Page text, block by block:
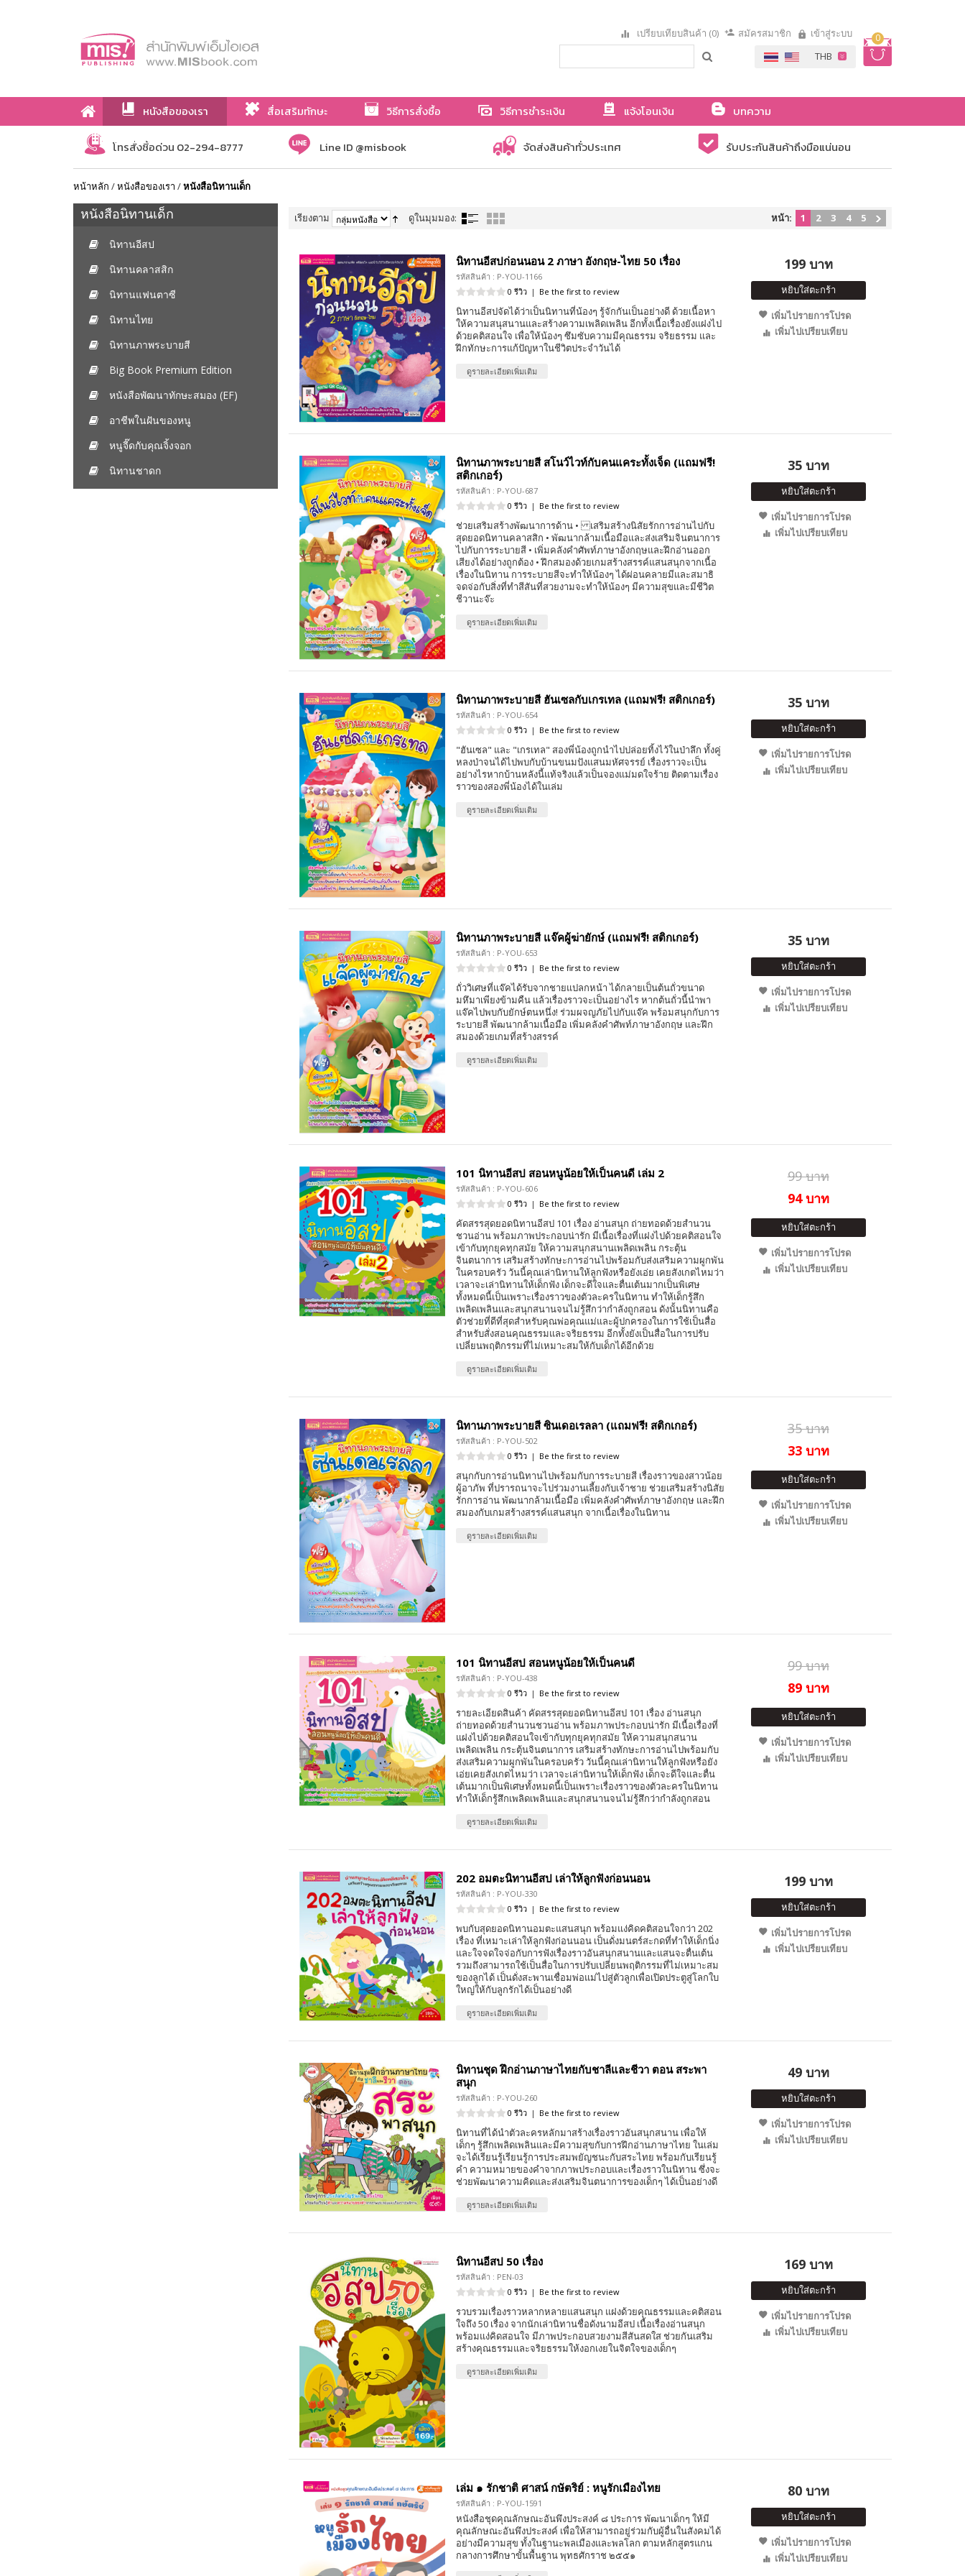
0
เปรียบเทียบสินค้า (0) สมัครสมาชิก เข้าสู่ระบบ
หนังสือของเรา สื่อเสริมทักษะ วิธีการสั่งซื้อ วิธีการชำระเงิน แจ้งโอนเงิน
บทความ
เกี่ยวกับเรา
โทรสั่งซื้อด่วน 02-294-8777 Line ID @misbook จัดส่งสินค้าทั่วประเทศ รับประกันสินค้าถึงมือแน่นอน
หน้าหลัก /หนังสือของเรา /หนังสือนิทานเด็ก
หนังสือนิทานเด็ก
นิทานอีสป
นิทานคลาสสิก
นิทานแฟนตาซี
นิทานไทย
นิทานภาพระบายสี
Big Book Premium Edition
หนังสือพัฒนาทักษะสมอง (EF)
อาชีพในฝันของหนู
หนูจี๊ดกับคุณจิ้งจอก
นิทานชาดก
เรียงตาม ดูในมุมมอง: หน้า: 1 2 3 4 5
นิทานอีสปก่อนนอน 2 ภาษา อังกฤษ-ไทย 50 เรื่อง
รหัสสินค้า : P-YOU-1166
0 รีวิว | Be the first to review
นิทานอีสปจัดได้ว่าเป็นนิทานที่น้องๆ รู้จักกันเป็นอย่างดี ด้วยเนื้อหา
ให้ความสนุสนานและสร้างความเพลิดเพลิน อีกทั้งเนื้อเรื่องยังแฝงไป
ด้วยคติสอนใจ เพื่อให้น้องๆ ซึมซับความมีคุณธรรม จริยธรรม และ
ฝึกทักษะการแก้ปัญหาในชีวิตประจำวันได้
ดูรายละเอียดเพิ่มเติม
199 บาท
หยิบใส่ตะกร้า
เพิ่มไปรายการโปรด
เพิ่มไปเปรียบเทียบ
นิทานภาพระบายสี สโนว์ไวท์กับคนแคระทั้งเจ็ด (แถมฟรี!
สติกเกอร์)
รหัสสินค้า : P-YOU-687
0 รีวิว | Be the first to review
ช่วยเสริมสร้างพัฒนาการด้าน • เสริมสร้างนิสัยรักการอ่านไปกับ
สุดยอดนิทานคลาสสิก • พัฒนากล้ามเนื้อมือและส่งเสริมจินตนาการ
ไปกับการระบายสี • เพิ่มคลังคำศัพท์ภาษาอังกฤษและฝึกอ่านออก
เสียงได้อย่างถูกต้อง • ฝึกสมองด้วยเกมสร้างสรรค์แสนสนุกจากเนื้อ
เรื่องในนิทาน การระบายสีจะทำให้น้องๆ ได้ผ่อนคลายมีและสมาธิ
จดจ่อกับสิ่งที่ทำสีสันที่สวยงามจะทำให้น้องๆ มีความสุขและมีชีวิต
ชีวานะจ๊ะ
ดูรายละเอียดเพิ่มเติม
35 บาท
หยิบใส่ตะกร้า
เพิ่มไปรายการโปรด
เพิ่มไปเปรียบเทียบ
นิทานภาพระบายสี ฮันเซลกับเกรเทล (แถมฟรี! สติกเกอร์)
รหัสสินค้า : P-YOU-654
0 รีวิว | Be the first to review
"ฮันเซล" และ "เกรเทล" สองพี่น้องถูกนำไปปล่อยทิ้งไว้ในป่าลึก ทั้งคู่
หลงป่าจนได้ไปพบกับบ้านขนมปังแสนมหัศจรรย์ เรื่องราวจะเป็น
อย่างไรหากบ้านหลังนี้แท้จริงแล้วเป็นจองแม่มดใจร้าย ติดตามเรื่อง
ราวของสองพี่น้องได้ในเล่ม
ดูรายละเอียดเพิ่มเติม
35 บาท
หยิบใส่ตะกร้า
เพิ่มไปรายการโปรด
เพิ่มไปเปรียบเทียบ
นิทานภาพระบายสี แจ๊คผู้ฆ่ายักษ์ (แถมฟรี! สติกเกอร์)
รหัสสินค้า : P-YOU-653
0 รีวิว | Be the first to review
ถั่ววิเศษที่แจ๊คได้รับจากชายแปลกหน้า ได้กลายเป็นต้นถั่วขนาด
มหึมาเพียงข้ามคืน แล้วเรื่องราวจะเป็นอย่างไร หากต้นถั่วนี้นำพา
แจ๊คไปพบกับยักษ์ตนหนึ่ง! ร่วมผจญภัยไปกับแจ๊ค พร้อมสนุกกับการ
ระบายสี พัฒนากล้ามเนื้อมือ เพิ่มคลังคำศัพท์ภาษาอังกฤษ และฝึก
สมองด้วยเกมที่สร้างสรรค์
ดูรายละเอียดเพิ่มเติม
35 บาท
หยิบใส่ตะกร้า
เพิ่มไปรายการโปรด
เพิ่มไปเปรียบเทียบ
101 นิทานอีสป สอนหนูน้อยให้เป็นคนดี เล่ม 2
รหัสสินค้า : P-YOU-606
0 รีวิว | Be the first to review
คัดสรรสุดยอดนิทานอีสป 101 เรื่อง อ่านสนุก ถ่ายทอดด้วยสำนวน
ชวนอ่าน พร้อมภาพประกอบน่ารัก มีเนื้อเรื่องที่แฝงไปด้วยคติสอนใจ
เข้ากับทุกยุคทุกสมัย ให้ความสนุกสนานเพลิดเพลิน กระตุ้น
จินตนาการ เสริมสร้างทักษะการอ่านไปพร้อมกับส่งเสริมความผูกพัน
ในครอบครัว วันนี้คุณเล่านิทานให้ลูกฟังหรือยังเอ่ย เคยสังเกตไหมว่า
เวลาจะเล่านิทานให้เด็กฟัง เด็กจะดีใจและตื่นเต้นมากเป็นพิเศษ
ทั้งหมดนี้เป็นเพราะเรื่องราวของตัวละครในนิทาน ทำให้เด็กรู้สึก
เพลิดเพลินและสนุกสนานจนไม่รู้สึกว่ากำลังถูกสอน ดังนั้นนิทานคือ
ตัวช่วยที่ดีที่สุดสำหรับคุณพ่อคุณแม่และผู้ปกครองในการใช้เป็นสื่อ
สำหรับสั่งสอนคุณธรรมและจริยธรรม อีกทั้งยังเป็นสื่อในการปรับ
เปลี่ยนพฤติกรรมที่ไม่เหมาะสมให้กับเด็กได้อีกด้วย
ดูรายละเอียดเพิ่มเติม
99 บาท
94 บาท
หยิบใส่ตะกร้า
เพิ่มไปรายการโปรด
เพิ่มไปเปรียบเทียบ
นิทานภาพระบายสี ซินเดอเรลลา (แถมฟรี! สติกเกอร์)
รหัสสินค้า : P-YOU-502
0 รีวิว | Be the first to review
สนุกกับการอ่านนิทานไปพร้อมกับการระบายสี เรื่องราวของสาวน้อย
ผู้อาภัพ ที่ปรารถนาจะไปร่วมงานเลี้ยงกับเจ้าชาย ช่วยเสริมสร้างนิสัย
รักการอ่าน พัฒนากล้ามเนื้อมือ เพิ่มคลังคำศัพท์ภาษาอังกฤษ และฝึก
สมองกับเกมสร้างสรรค์แสนสนุก จากเนื้อเรื่องในนิทาน
ดูรายละเอียดเพิ่มเติม
35 บาท
33 บาท
หยิบใส่ตะกร้า
เพิ่มไปรายการโปรด
เพิ่มไปเปรียบเทียบ
101 นิทานอีสป สอนหนูน้อยให้เป็นคนดี
รหัสสินค้า : P-YOU-438
0 รีวิว | Be the first to review
รายละเอียดสินค้า คัดสรรสุดยอดนิทานอีสป 101 เรื่อง อ่านสนุก
ถ่ายทอดด้วยสำนวนชวนอ่าน พร้อมภาพประกอบน่ารัก มีเนื้อเรื่องที่
แฝงไปด้วยคติสอนใจเข้ากับทุกยุคทุกสมัย ให้ความสนุกสนาน
เพลิดเพลิน กระตุ้นจินตนาการ เสริมสร้างทักษะการอ่านไปพร้อมกับ
ส่งเสริมความผูกพันในครอบครัว วันนี้คุณเล่านิทานให้ลูกฟังหรือยัง
เอ่ยเคยสังเกตไหมว่า เวลาจะเล่านิทานให้เด็กฟัง เด็กจะดีใจและตื่น
เต้นมากเป็นพิเศษทั้งหมดนี้เป็นเพราะเรื่องราวของตัวละครในนิทาน
ทำให้เด็กรู้สึกเพลิดเพลินและสนุกสนานจนไม่รู้สึกว่ากำลังถูกสอน
ดูรายละเอียดเพิ่มเติม
99 บาท
89 บาท
หยิบใส่ตะกร้า
เพิ่มไปรายการโปรด
เพิ่มไปเปรียบเทียบ
202 อมตะนิทานอีสป เล่าให้ลูกฟังก่อนนอน
รหัสสินค้า : P-YOU-330
0 รีวิว | Be the first to review
พบกับสุดยอดนิทานอมตะแสนสนุก พร้อมแง่คิดคติสอนใจกว่า 202
เรื่อง ที่เหมาะเล่าให้ลูกฟังก่อนนอน เป็นดั่งมนตร์สะกดที่ทำให้เด็กนิ่ง
และใจจดใจจ่อกับการฟังเรื่องราวอันสนุกสนานและแสนจะตื่นเต้น
รวมถึงสามารถใช้เป็นสื่อในการปรับเปลี่ยนพฤติกรรมที่ไม่เหมาะสม
ของลูกได้ เป็นดั่งสะพานเชื่อมพ่อแม่ไปสู่ตัวลูกเพื่อเปิดประตูสู่โลกใบ
ใหญ่ให้กับลูกรักได้เป็นอย่างดี
ดูรายละเอียดเพิ่มเติม
199 บาท
หยิบใส่ตะกร้า
เพิ่มไปรายการโปรด
เพิ่มไปเปรียบเทียบ
นิทานชุด ฝึกอ่านภาษาไทยกับชาลีและชีวา ตอน สระพา
สนุก
รหัสสินค้า : P-YOU-260
0 รีวิว | Be the first to review
นิทานที่ได้นำตัวละครหลักมาสร้างเรื่องราวอันสนุกสนาน เพื่อให้
เด็กๆ รู้สึกเพลิดเพลินและมีความสุขกับการฝึกอ่านภาษาไทย ในเล่ม
จะได้เรียนรู้เรียนรู้การประสมพยัญชนะกับสระไทย พร้อมกับเรียนรู้
คำ ความหมายของคำจากภาพประกอบและเรื่องราวในนิทาน ซึ่งจะ
ช่วยพัฒนาความคิดและส่งเสริมจินตนาการของเด็กๆ ได้เป็นอย่างดี
ดูรายละเอียดเพิ่มเติม
49 บาท
หยิบใส่ตะกร้า
เพิ่มไปรายการโปรด
เพิ่มไปเปรียบเทียบ
นิทานอีสป 50 เรื่อง
รหัสสินค้า : PEN-03
0 รีวิว | Be the first to review
รวบรวมเรื่องราวหลากหลายแสนสนุก แฝงด้วยคุณธรรมและคติสอน
ใจถึง 50 เรื่อง จากนักเล่านิทานชื่อดังนามอีสป เนื้อเรื่องอ่านสนุก
พร้อมแง่คิดสอนใจ มีภาพประกอบสวยงามสีสันสดใส ช่วยกันเสริม
สร้างคุณธรรมและจริยธรรมให้งอกเงยในจิตใจของเด็กๆ
ดูรายละเอียดเพิ่มเติม
169 บาท
หยิบใส่ตะกร้า
เพิ่มไปรายการโปรด
เพิ่มไปเปรียบเทียบ
เล่ม ๑ รักชาติ ศาสน์ กษัตริย์ : หนูรักเมืองไทย
รหัสสินค้า : P-YOU-1591
หนังสือชุดคุณลักษณะอันพึงประสงค์ ๘ ประการ พัฒนาเด็กๆ ให้มี
คุณลักษณะอันพึงประสงค์ เพื่อให้สามารถอยู่ร่วมกับผู้อื่นในสังคมได้
อย่างมีความสุข ทั้งในฐานะพลเมืองและพลโลก ตามหลักสูตรแกน
กลางการศึกษาขั้นพื้นฐาน พุทธศักราช ๒๕๕๑
80 บาท
หยิบใส่ตะกร้า
เพิ่มไปรายการโปรด
เพิ่มไปเปรียบเทียบ